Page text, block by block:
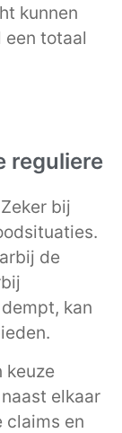
kunnen
een totaal
reguliere
bij
de
kan
keuze
elkaar
claims en